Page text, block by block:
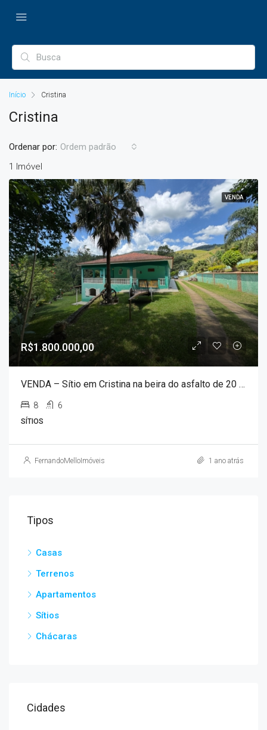
Início Cristina
Cristina
1 Imóvel
Ordenar por: Ordem padrão
VENDA
R$1.800.000,00
VENDA – Sítio em Cristina na beira do asfalto de 20 hectares!!!
8 6
SÍTIOS
FernandoMelloImóveis 1 ano atrás
Tipos
Casas
Terrenos
Apartamentos
Sítios
Chácaras
Cidades